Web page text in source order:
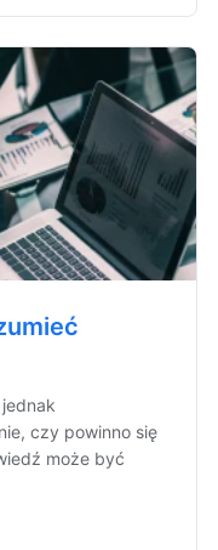
czy powinno się
może być